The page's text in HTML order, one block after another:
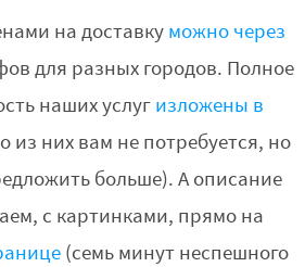
на доставку можно через
для разных городов. Полное
наших услуг изложены в
из них вам не потребуется, но
больше). А описание
с картинками, прямо на
(семь минут неспешного